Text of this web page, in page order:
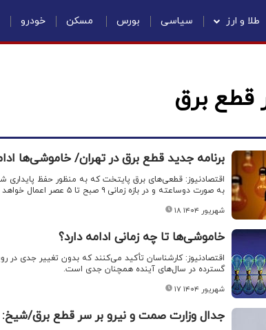
طلا و ارز سیاسی بورس مسکن خودرو
قطع برق
برنامه جدید قطع برق در تهران/ خاموشی‌ها
اقتصادنیوز: قطعی‌های برق پایتخت که به منظور حفظ
به صورت دوساعته و در بازه زمانی ۹ صبح تا ۵ عصر اعمال خواهد شد.
۱۸ شهریور ۱۴۰۴
خاموشی‌ها تا چه زمانی ادامه دارد؟
اقتصادنیوز: کارشناسان تأکید می‌کنند که بدون تغییر جدی در
گسترده در سال‌های آینده همچنان جدی است.
۱۷ شهریور ۱۴۰۴
جدال وزارت صمت و نیرو بر سر قطع برق/شیخ: